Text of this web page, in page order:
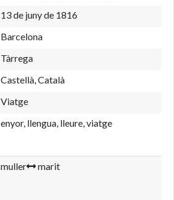
13 de juny de 1816
Barcelona
Tàrrega
Castellà, Català
Viatge
enyor, llengua, lleure, viatge
muller marit